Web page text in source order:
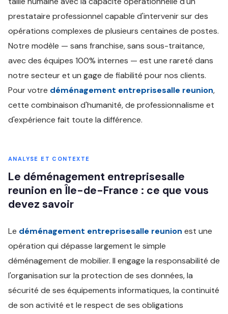
prestataire professionnel capable d'intervenir sur des
opérations complexes de plusieurs centaines de postes.
Notre modèle — sans franchise, sans sous-traitance,
avec des équipes 100% internes — est une rareté dans
notre secteur et un gage de fiabilité pour nos clients.
Pour votre déménagement entreprisesalle reunion,
cette combinaison d'humanité, de professionnalisme et
d'expérience fait toute la différence.
ANALYSE ET CONTEXTE
Le déménagement entreprisesalle
reunion en Île-de-France : ce que vous
devez savoir
Le déménagement entreprisesalle reunion est une
opération qui dépasse largement le simple
déménagement de mobilier. Il engage la responsabilité de
l'organisation sur la protection de ses données, la
sécurité de ses équipements informatiques, la continuité
de son activité et le respect de ses obligations